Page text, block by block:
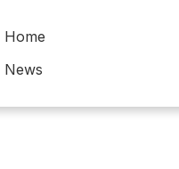
Home
News